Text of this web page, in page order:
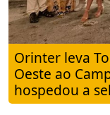
Orinter leva
Oeste ao
hospedou a